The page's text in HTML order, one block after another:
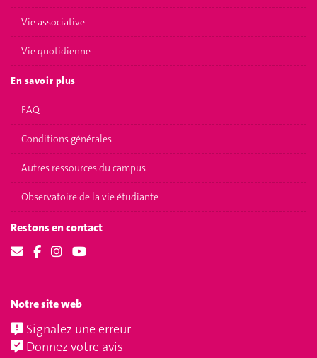
Vie associative
Vie quotidienne
En savoir plus
FAQ
Conditions générales
Autres ressources du campus
Observatoire de la vie étudiante
Restons en contact
Notre site web
Signalez une erreur
Donnez votre avis